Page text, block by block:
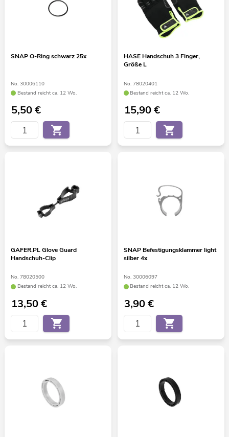
SNAP O-Ring schwarz 25x
No. 30006110
Bestand reicht ca. 12 Wo.
5,50€
HASE Handschuh 3 Finger,
Größe L
No. 78020401
Bestand reicht ca. 12 Wo.
15,90€
GAFER.PL Glove Guard
Handschuh-Clip
No. 78020500
Bestand reicht ca. 12 Wo.
13,50€
SNAP Befestigungsklammer light
silber 4x
No. 30006097
Bestand reicht ca. 12 Wo.
3,90€